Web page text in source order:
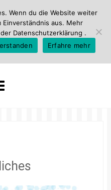
Wenn du die Website weiter
aus. Mehr
Datenschutzerklärung .
Erfahre mehr